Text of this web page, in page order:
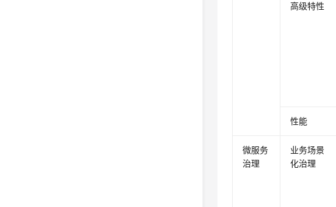
高级特性
性能
微服务
治理
业务场景
化治理